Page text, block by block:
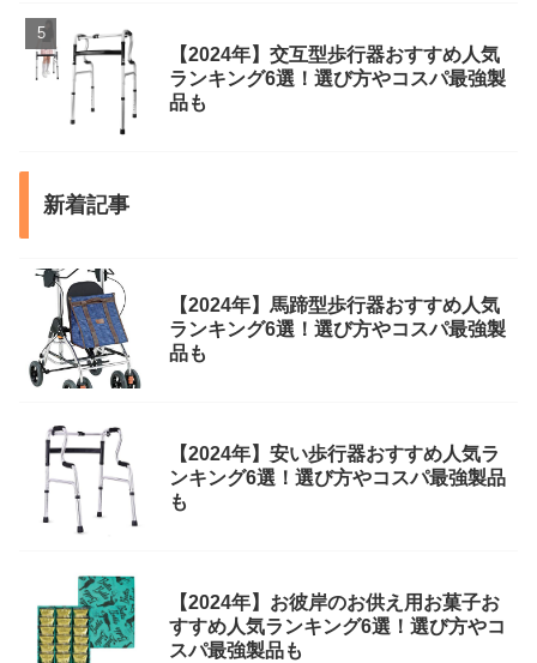
【2024年】交互型歩行器おすすめ人気
ランキング6選！選び方やコスパ最強製
品も
新着記事
【2024年】馬蹄型歩行器おすすめ人気
ランキング6選！選び方やコスパ最強製
品も
【2024年】安い歩行器おすすめ人気ラ
ンキング6選！選び方やコスパ最強製品
も
【2024年】お彼岸のお供え用お菓子お
すすめ人気ランキング6選！選び方やコ
スパ最強製品も